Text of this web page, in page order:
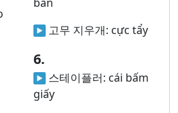
고무 지우개: cực tẩy
6.
스테이플러: cái bấm
giấy